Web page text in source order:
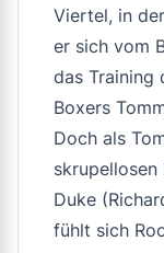
Viertel, in
er sich vom
das Training
Boxers
Doch als
Duke
fühlt sich